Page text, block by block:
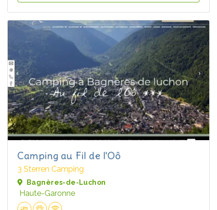
Camping au Fil de l'Oô
3 Sterren Camping
Bagnères-de-Luchon
Haute-Garonne